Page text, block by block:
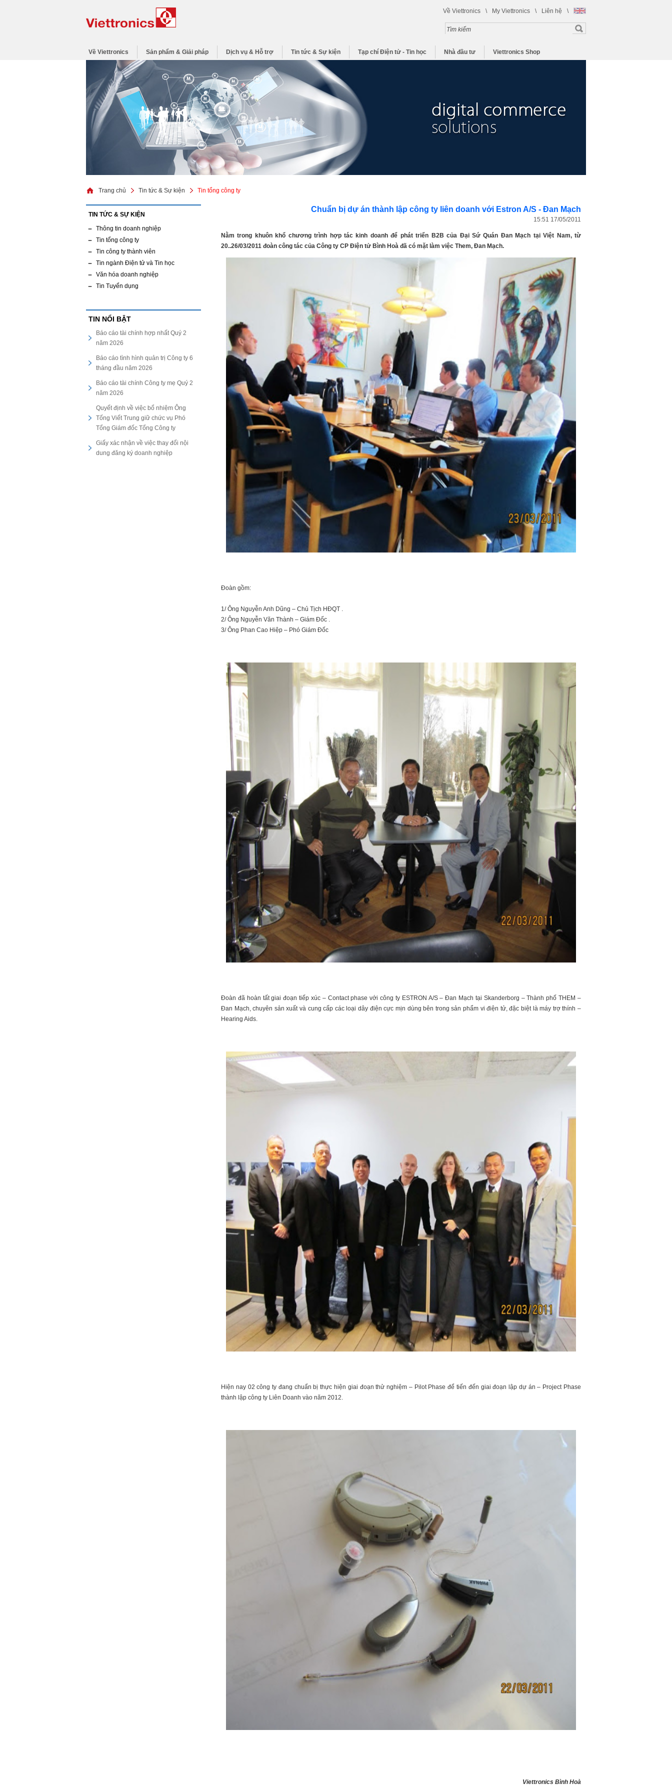
Về Viettronics \ My Viettronics \ Liên hệ \
Về Viettronics Sản phẩm & Giải pháp Dịch vụ & Hỗ trợ Tin tức & Sự kiện Tạp chí Điện tử - Tin học Nhà đầu tư Viettronics Shop
Trang chủ Tin tức & Sự kiện Tin tổng công ty
TIN TỨC & SỰ KIỆN
Thông tin doanh nghiệp
Tin tổng công ty
Tin công ty thành viên
Tin ngành Điện tử và Tin học
Văn hóa doanh nghiệp
Tin Tuyển dụng
TIN NỔI BẬT
Báo cáo tài chính hợp nhất Quý 2
năm 2026
Báo cáo tình hình quản trị Công ty 6
tháng đầu năm 2026
Báo cáo tài chính Công ty mẹ Quý 2
năm 2026
Quyết định về việc bổ nhiệm Ông
Tống Viết Trung giữ chức vụ Phó
Tổng Giám đốc Tổng Công ty
Giấy xác nhận về việc thay đổi nội
dung đăng ký doanh nghiệp
Chuẩn bị dự án thành lập công ty liên doanh với Estron A/S - Đan Mạch
15:51 17/05/2011
Nằm trong khuôn khổ chương trình hợp tác kinh doanh để phát triển B2B của Đại Sứ Quán Đan Mạch tại Việt Nam, từ
20..26/03/2011 đoàn công tác của Công ty CP Điện tử Bình Hoà đã có mặt làm việc Them, Đan Mạch.
Đoàn gồm:
1/ Ông Nguyễn Anh Dũng – Chủ Tịch HĐQT .
2/ Ông Nguyễn Văn Thành – Giám Đốc .
3/ Ông Phan Cao Hiệp – Phó Giám Đốc
Đoàn đã hoàn tất giai đoạn tiếp xúc – Contact phase với công ty ESTRON A/S – Đan Mạch tại Skanderborg – Thành phố THEM –
Đan Mạch, chuyên sản xuất và cung cấp các loại dây điện cực mịn dùng bên trong sản phẩm vi điện tử, đặc biệt là máy trợ thính –
Hearing Aids.
Hiện nay 02 công ty đang chuẩn bị thực hiện giai đoạn thử nghiệm – Pilot Phase để tiến đến giai đoạn lập dự án – Project Phase
thành lập công ty Liên Doanh vào năm 2012.
Viettronics Bình Hoà